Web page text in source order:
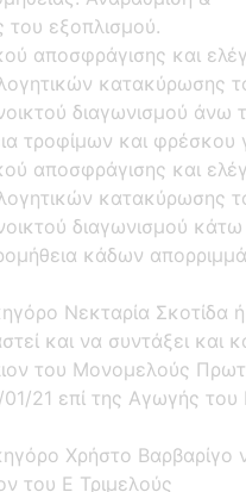
του εξοπλισμού.
αποσφράγισης και
κατακύρωσης
διαγωνισμού άνω
τροφίμων και φρέσκου
αποσφράγισης και
κατακύρωσης
διαγωνισμού
κάδων
Νεκταρία Σκοτίδα
και να συντάξει και
του Μονομελούς
21 επί της Αγωγής του
Χρήστο Βαρβαρίγο
του Ε Τριμελούς